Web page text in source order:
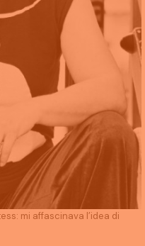
mi affascinava l’idea di